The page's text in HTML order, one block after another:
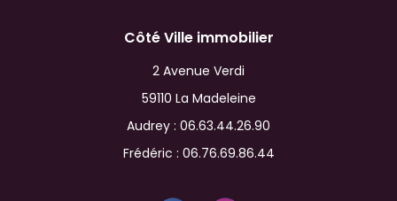
Côté Ville immobilier
2 Avenue Verdi
59110 La Madeleine
Audrey : 06.63.44.26.90
Frédéric : 06.76.69.86.44